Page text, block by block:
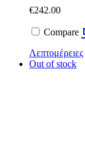
€242.00
Compare
Λεπτομέρειες
Out of stock